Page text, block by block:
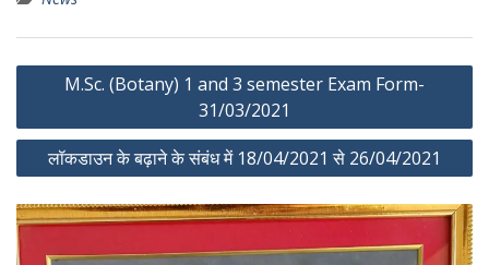
Post
navigation
M.Sc. (Botany) 1 and 3 semester Exam Form-
31/03/2021
लॉकडाउन के बढ़ाने के संबंध में 18/04/2021 से 26/04/2021